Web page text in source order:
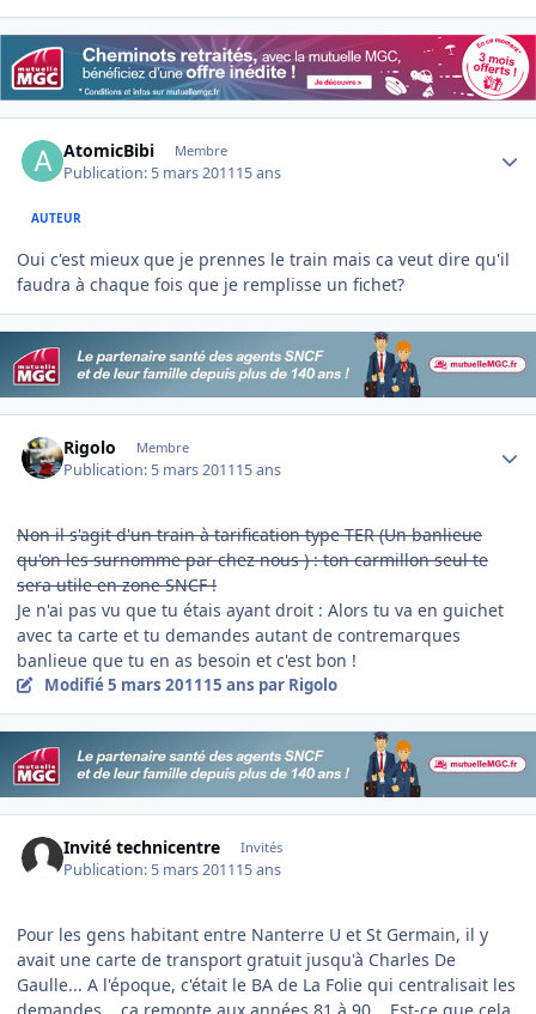
AtomicBibi Membre
Publication: 5 mars 201115 ans
AUTEUR
Oui c'est mieux que je prennes le train mais ca veut dire qu'il
faudra à chaque fois que je remplisse un fichet?
Rigolo Membre
Publication: 5 mars 201115 ans
Non il s'agit d'un train à tarification type TER (Un banlieue
qu'on les surnomme par chez nous ) : ton carmillon seul te
sera utile en zone SNCF !
Je n'ai pas vu que tu étais ayant droit : Alors tu va en guichet
avec ta carte et tu demandes autant de contremarques
banlieue que tu en as besoin et c'est bon !
Modifié5 mars 201115 ans par Rigolo
Invité technicentre Invités
Publication: 5 mars 201115 ans
Pour les gens habitant entre Nanterre U et St Germain, il y
avait une carte de transport gratuit jusqu'à Charles De
Gaulle... A l'époque, c'était le BA de La Folie qui centralisait les
demandes... ça remonte aux années 81 à 90... Est-ce que cela